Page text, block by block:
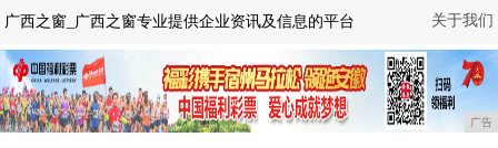
关于我们
广西之窗_广西之窗专业提供企业资讯及信息的平台
广告